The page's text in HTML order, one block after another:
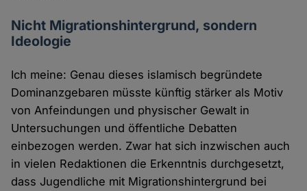
Nicht Migrationshintergrund, sondern
Ideologie
Ich meine: Genau dieses islamisch begründete
Dominanzgebaren müsste künftig stärker als Motiv
von Anfeindungen und physischer Gewalt in
Untersuchungen und öffentliche Debatten
einbezogen werden. Zwar hat sich inzwischen auch
in vielen Redaktionen die Erkenntnis durchgesetzt,
dass Jugendliche mit Migrationshintergrund bei